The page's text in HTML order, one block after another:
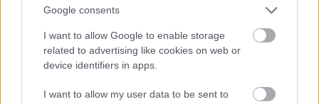
Google consents
I want to allow Google to enable storage
related to advertising like cookies on web or
device identifiers in apps.
I want to allow my user data to be sent to
τραγούδι),Κώστας Νικολόπουλος
(κιθάρα),
Νίκος Παπαϊωάννου(τσέλο, σάζι, μπάντζο),
Μάρθα Φριντζήλα(τραγούδι),Μιχάλης
Καλογεράκης(τραγούδι, χορευτικά),
Καλογεράκης(τραγούδι, χορευτικά).